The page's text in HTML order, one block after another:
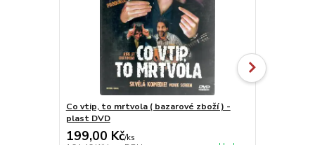
Co vtip, to mrtvola ( bazarové zboží ) -
plast DVD
199,00 Kč/ks